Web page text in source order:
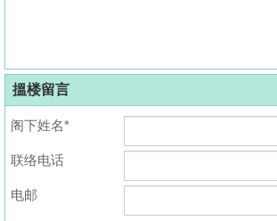
搵楼留言
阁下姓名*
联络电话
电邮